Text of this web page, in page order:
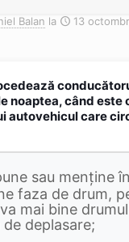
Balan la 13
noaptea, când este
autovehicul care
sau menţine în
faza de drum,
mai bine
deplasare;